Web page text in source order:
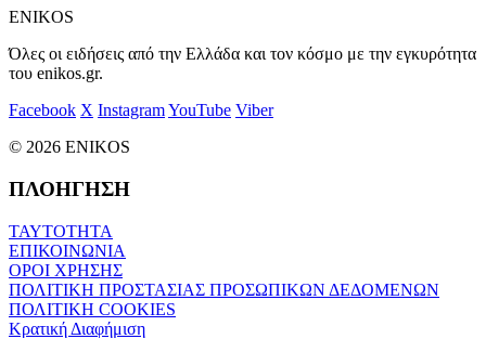
ENIKOS
Όλες οι ειδήσεις από την Ελλάδα και τον κόσμο με την εγκυρότητα
του enikos.gr.
Facebook X InstagramYouTube Viber
© 2026 ENIKOS
ΠΛΟΗΓΗΣΗ
ΤΑΥΤΟΤΗΤΑ
ΕΠΙΚΟΙΝΩΝΙΑ
ΟΡΟΙ ΧΡΗΣΗΣ
ΠΟΛΙΤΙΚΗ ΠΡΟΣΤΑΣΙΑΣ ΠΡΟΣΩΠΙΚΩΝ ΔΕΔΟΜΕΝΩΝ
ΠΟΛΙΤΙΚΗ COOKIES
Κρατική Διαφήμιση